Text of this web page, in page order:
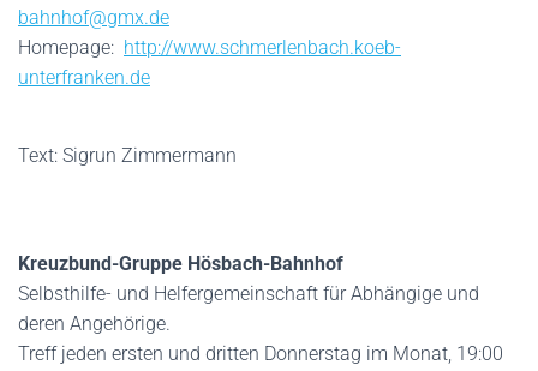
bahnhof@gmx.de
Homepage: http://www.schmerlenbach.koeb-
unterfranken.de
Text: Sigrun Zimmermann
Kreuzbund-Gruppe Hösbach-Bahnhof
Selbsthilfe- und Helfergemeinschaft für Abhängige und
deren Angehörige.
Treff jeden ersten und dritten Donnerstag im Monat, 19:00